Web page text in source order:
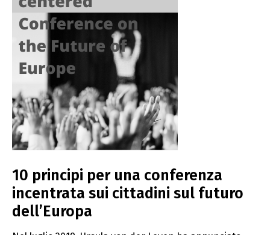
10 principi per una conferenza
incentrata sui cittadini sul futuro
dell’Europa